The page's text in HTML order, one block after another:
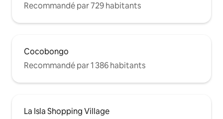
Recommandé par 729 habitants
Cocobongo
Recommandé par 1 386 habitants
La Isla Shopping Village